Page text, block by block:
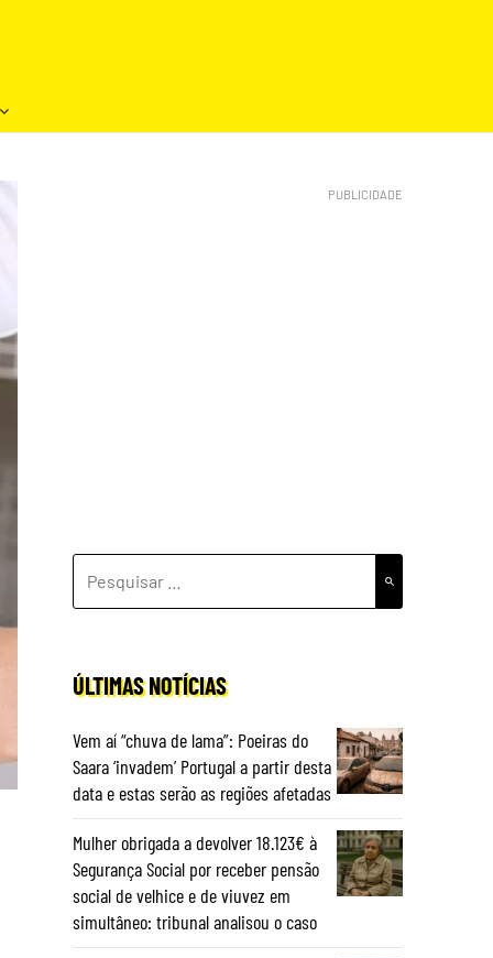
POR:
ÚLTIMAS NOTÍCIAS
Vem aí “chuva de lama”: Poeiras do
Saara ‘invadem’ Portugal a partir desta
data e estas serão as regiões afetadas
Mulher obrigada a devolver 18.123€ à
Segurança Social por receber pensão
social de velhice e de viuvez em
simultâneo: tribunal analisou o caso